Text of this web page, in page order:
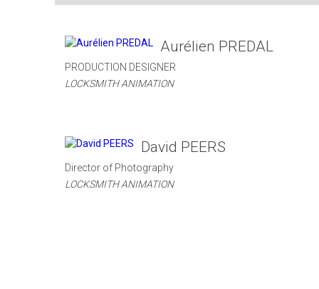
Aurélien PREDAL
PRODUCTION DESIGNER
LOCKSMITH ANIMATION
David PEERS
Director of Photography
LOCKSMITH ANIMATION